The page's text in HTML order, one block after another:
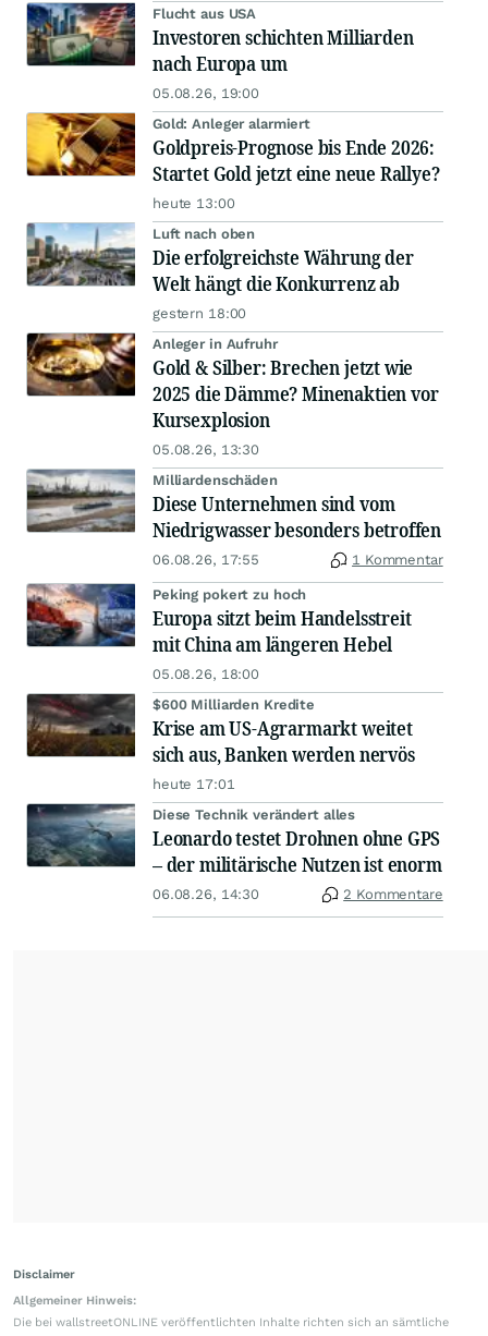
Flucht aus USA
Investoren schichten Milliarden
nach Europa um
05.08.26, 19:00
Gold: Anleger alarmiert
Goldpreis-Prognose bis Ende 2026:
Startet Gold jetzt eine neue Rallye?
heute 13:00
Luft nach oben
Die erfolgreichste Währung der
Welt hängt die Konkurrenz ab
gestern 18:00
Anleger in Aufruhr
Gold & Silber: Brechen jetzt wie
2025 die Dämme? Minenaktien vor
Kursexplosion
05.08.26, 13:30
Milliardenschäden
Diese Unternehmen sind vom
Niedrigwasser besonders betroffen
06.08.26, 17:55 1 Kommentar
Peking pokert zu hoch
Europa sitzt beim Handelsstreit
mit China am längeren Hebel
05.08.26, 18:00
$600 Milliarden Kredite
Krise am US-Agrarmarkt weitet
sich aus, Banken werden nervös
heute 17:01
Diese Technik verändert alles
Leonardo testet Drohnen ohne GPS
– der militärische Nutzen ist enorm
06.08.26, 14:30 2 Kommentare
Disclaimer
Allgemeiner Hinweis:
Die bei wallstreetONLINE veröffentlichten Inhalte richten sich an sämtliche